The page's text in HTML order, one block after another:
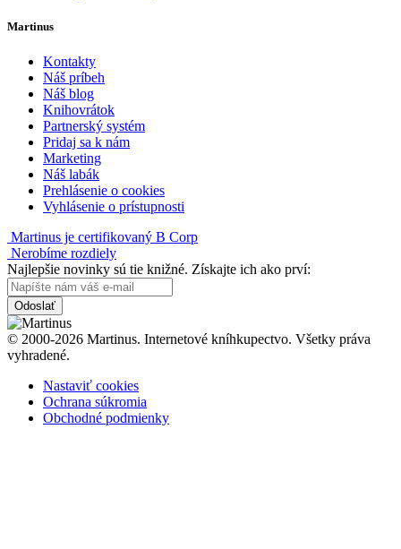
Martinus
Kontakty
Náš príbeh
Náš blog
Knihovrátok
Partnerský systém
Pridaj sa k nám
Marketing
Náš labák
Prehlásenie o cookies
Vyhlásenie o prístupnosti
Martinus je certifikovaný B Corp
Nerobíme rozdiely
Najlepšie novinky sú tie knižné. Získajte ich ako prví:
Odoslať
© 2000-2026 Martinus. Internetové kníhkupectvo. Všetky práva
vyhradené.
Nastaviť cookies
Ochrana súkromia
Obchodné podmienky